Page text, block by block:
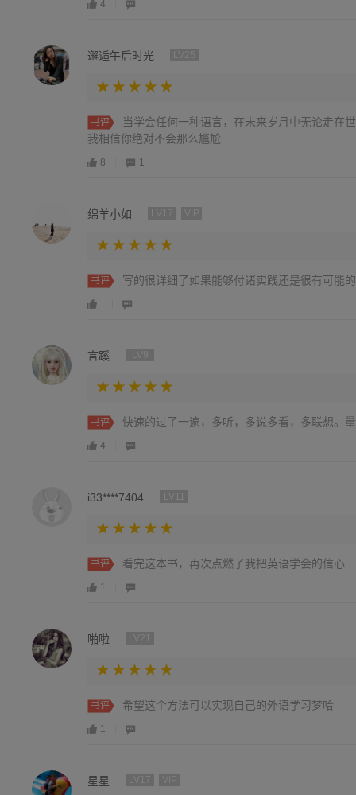
4
邂逅午后时光
书评
当学会任何一种语言，在未来岁月中无论走在
我相信你绝对不会那么尴尬
8 1
绵羊小如
书评 写的很详细了如果能够付诸实践还是很有可能的
言蹊
书评 快速的过了一遍，多听，多说多看，多联想。
4
i33****7404
书评 看完这本书，再次点燃了我把英语学会的信心
1
啪啦
书评 希望这个方法可以实现自己的外语学习梦哈
1
星星